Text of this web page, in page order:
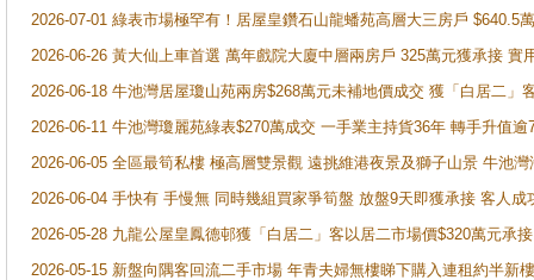
2026-07-01 綠表市場極罕有！居屋皇鑽石山龍蟠苑高層大三房戶
2026-06-26 黃大仙上車首選 萬年戲院大廈中層兩房戶 325萬元獲承接 實
2026-06-18 牛池灣居屋瓊山苑兩房$268萬元未補地價成交 獲「白居二」
2026-06-11 牛池灣瓊麗苑綠表$270萬成交 一手業主持貨36年 轉手升值逾
2026-06-05 全區最筍私樓 極高層雙景觀 遠挑維港夜景及獅子山景 牛池
2026-06-04 手快有 手慢無 同時幾組買家爭筍盤 放盤9天即獲承接 客人
2026-05-28 九龍公屋皇鳳德邨獲「白居二」客以居二市場價$320萬元承接
2026-05-15 新盤向隅客回流二手市場 年青夫婦無樓睇下購入連租約半新